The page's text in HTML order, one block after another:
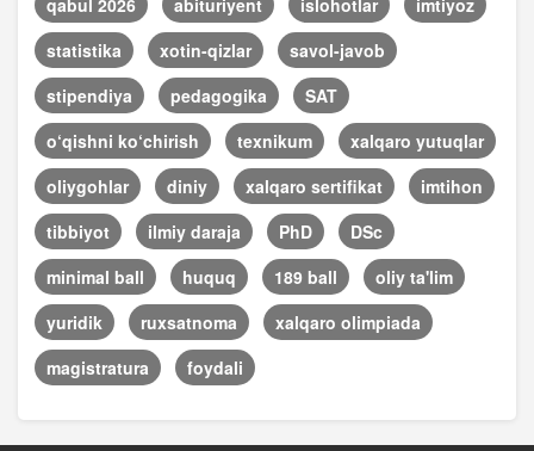
statistika
xotin-qizlar
savol-javob
stipendiya
pedagogika
SAT
o‘qishni ko‘chirish
texnikum
xalqaro yutuqlar
oliygohlar
diniy xalqaro sertifikat
imtihon
tibbiyot
ilmiy daraja PhD
DSc
minimal ball
huquq 189 ball
oliy ta'lim
yuridik
ruxsatnoma
xalqaro olimpiada
magistratura
foydali